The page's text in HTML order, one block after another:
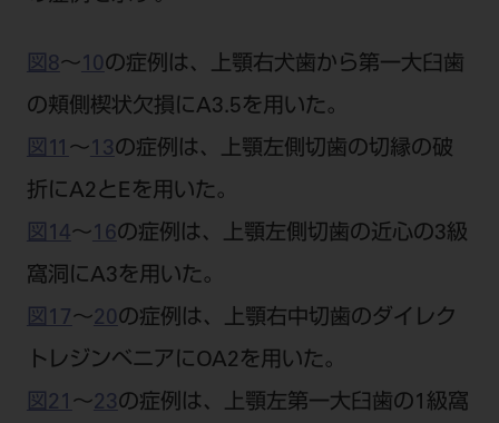
図8〜10の症例は、上顎右犬歯から第一大臼歯
の頬側楔状欠損にA3.5を用いた。
図11 〜13の症例は、上顎左側切歯の切縁の破
折にA2とEを用いた。
図14〜16の症例は、上顎左側切歯の近心の3級
窩洞にA3を用いた。
図17 〜20の症例は、上顎右中切歯のダイレク
トレジンベニアにOA2を用いた。
図21 〜23の症例は、上顎左第一大臼歯の1級窩